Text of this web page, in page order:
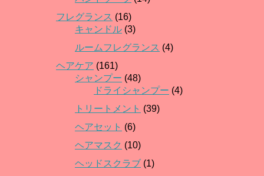
フレグランス (16)
キャンドル (3)
ルームフレグランス (4)
ヘアケア (161)
シャンプー (48)
ドライシャンプー (4)
トリートメント (39)
ヘアセット (6)
ヘアマスク (10)
ヘッドスクラブ (1)